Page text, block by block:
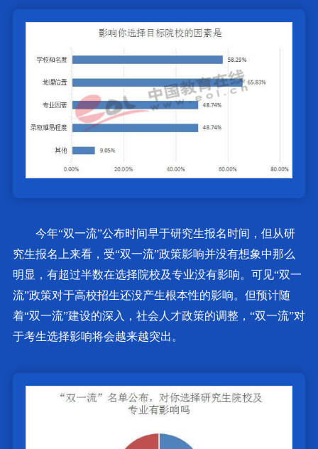
今年“双一流”公布时间早于研究生报名时间，但从研
究生报名上来看，受“双一流”政策影响并没有想象中那么
明显，有超过半数在选择院校及专业没有影响。可见“双一
流”政策对于高校招生还没产生根本性的影响。但预计随
着“双一流”建设的深入，社会人才政策的调整，“双一流”对
于考生选择影响将会越来越突出。